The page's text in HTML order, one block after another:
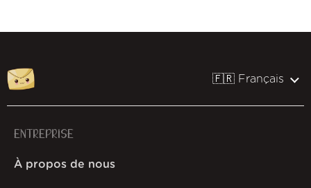
🇫🇷 Français
ENTREPRISE
À propos de nous